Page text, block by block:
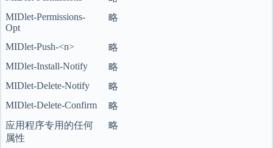
MIDlet-Permissions-
Opt
略
MIDlet-Push-<n>
略
MIDlet-Install-Notify
略
MIDlet-Delete-Notify
略
MIDlet-Delete-Confirm
略
应用程序专用的任何
属性
略